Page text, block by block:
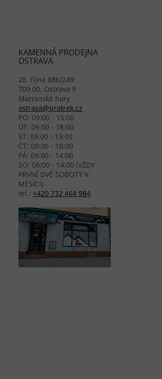
KAMENNÁ PRODEJNA
OSTRAVA
28. října 886/249
709 00, Ostrava 9
Mariánské hory
ostrava@protrek.cz
PO: 09:00 - 15:00
ÚT: 09:00 - 18:00
ST: 09:00 - 15:00
ČT: 09:00 - 18:00
PÁ: 09:00 - 14:00
SO: 08:00 - 14:00 (VŽDY
PRVNÍ DVĚ SOBOTY V
MĚSÍCI)
tel.:+420 732 464 984